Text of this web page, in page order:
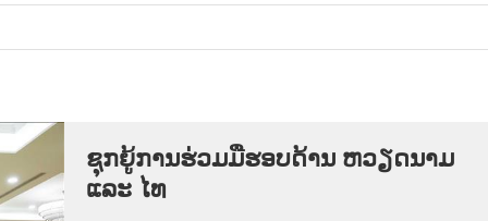
ຊຸກຍູ້ການຮ່ວມມືຮອບດ້ານ ຫວຽດນາມ
ແລະ ໄທ